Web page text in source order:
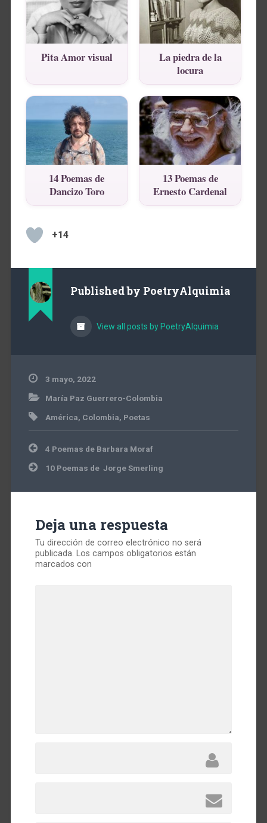
Pita Amor visual
La piedra de la
locura
14 Poemas de
Dancizo Toro
13 Poemas de
Ernesto Cardenal
+14
Published by PoetryAlquimia
View all posts by PoetryAlquimia
3 mayo, 2022
María Paz Guerrero-Colombia
América, Colombia, Poetas
Navegación
entradas
4 Poemas de Barbara Moraf
10 Poemas de Jorge Smerling
Deja una respuesta
Tu dirección de correo electrónico no será
publicada. Los campos obligatorios están
marcados con